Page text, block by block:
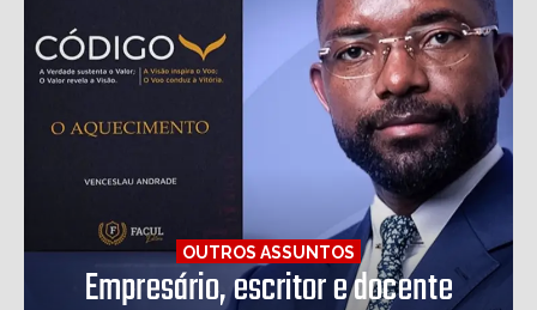
OUTROS ASSUNTOS
Empresário, escritor e docente